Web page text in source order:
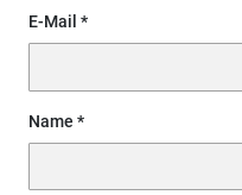
E-Mail
Name